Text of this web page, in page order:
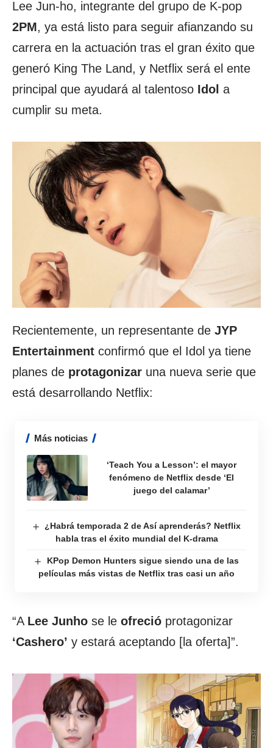
Lee Jun-ho, integrante del grupo de K-pop
2PM, ya está listo para seguir afianzando su
carrera en la actuación tras el gran éxito que
generó King The Land, y Netflix será el ente
principal que ayudará al talentoso Idol a
cumplir su meta.
Recientemente, un representante de JYP
Entertainment confirmó que el Idol ya tiene
planes de protagonizar una nueva serie que
está desarrollando Netflix:
Más noticias
‘Teach You a Lesson’: el mayor
fenómeno de Netflix desde ‘El
juego del calamar’
¿Habrá temporada 2 de Así aprenderás? Netflix
habla tras el éxito mundial del K-drama
KPop Demon Hunters sigue siendo una de las
películas más vistas de Netflix tras casi un año
“A Lee Junho se le ofreció protagonizar
‘Cashero’ y estará aceptando [la oferta]”.